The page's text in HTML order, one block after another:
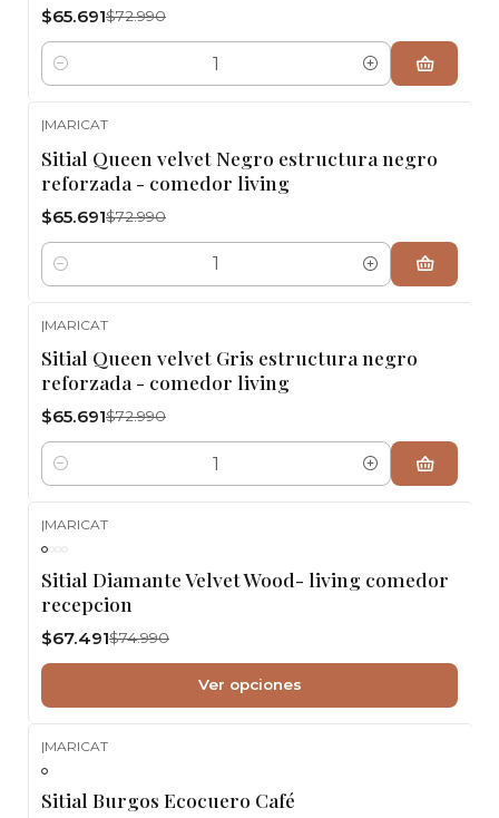
$65.691$72.990
Cantidad
|MARICAT
Sitial Queen velvet Negro estructura negro
reforzada - comedor living
$65.691$72.990
Cantidad
|MARICAT
Sitial Queen velvet Gris estructura negro
reforzada - comedor living
$65.691$72.990
Cantidad
|MARICAT
Sitial Diamante Velvet Wood- living comedor
recepcion
$67.491$74.990
Ver opciones
|MARICAT
Sitial Burgos Ecocuero Café